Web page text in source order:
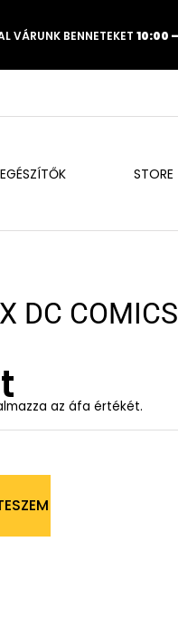
VÁRUNK BENNETEKET 10:00
STORE
DC
az áfa értékét.